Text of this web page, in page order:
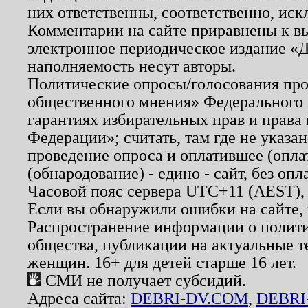
них ответственны, соответственно,
Комментарии на сайте приравнены к
электронное периодическое издание
наполняемость несут авторы.
Политические опросы/голосования
общественного мнения»
гарантиях избирательных прав и
Федерации»; считать, там где не
проведение опроса и оплатившее
(обнародование) - едино - сайт, без
Часовой пояс сервера UTC+11
Если вы обнаружили ошибки на
Распространение информации о
общества, публикации на актуальные
женщин. 16+ для детей старше 16 лет.
СМИ не получает субсидий.
Адреса сайта: DEBRI-DV.COM,